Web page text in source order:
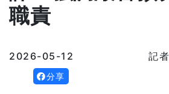
職責
2026-05-12 記
分享